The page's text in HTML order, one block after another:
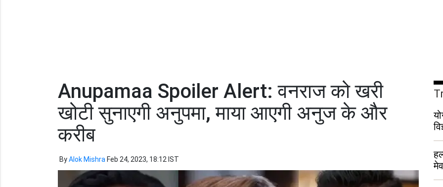
Anupamaa Spoiler Alert: वनराज को खरी
खोटी सुनाएगी अनुपमा, माया आएगी अनुज के और
करीब
ByAlok Mishra Feb 24, 2023, 18:12 IST